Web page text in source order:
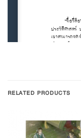
RELATED PRODUCTS